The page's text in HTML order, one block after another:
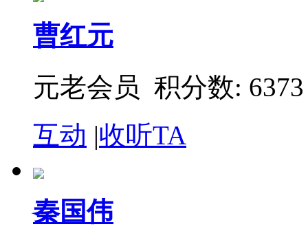
曹红元
元老会员 积分数: 6373
互动 |收听TA
秦国伟